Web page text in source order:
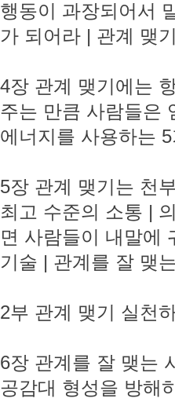
행동이 과장되어서
가 되어라 | 관계 맺
4장 관계 맺기에는
주는 만큼 사람들은
에너지를 사용하는
5장 관계 맺기는 천
최고 수준의 소통 |
면 사람들이 내말에
기술 | 관계를 잘 맺
2부 관계 맺기 실천하
6장 관계를 잘 맺는
공감대 형성을 방해